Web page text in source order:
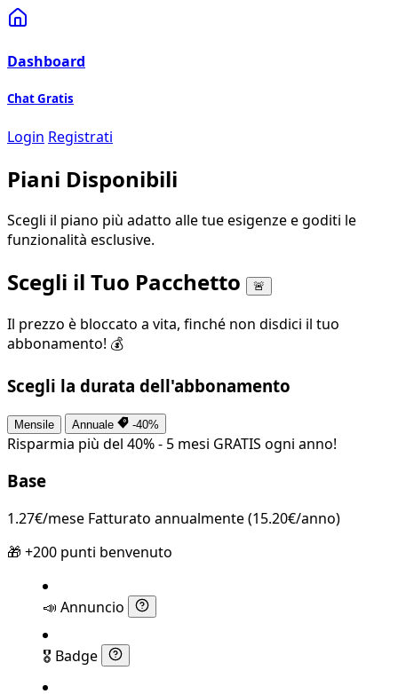
Dashboard
Chat Gratis
Login Registrati
Piani Disponibili
Scegli il piano più adatto alle tue esigenze e goditi le
funzionalità esclusive.
Scegli il Tuo Pacchetto 🚨
Il prezzo è bloccato a vita, finché non disdici il tuo
abbonamento! 💰
Scegli la durata dell'abbonamento
Mensile Annuale -40%
Risparmia più del 40% - 5 mesi GRATIS ogni anno!
Base
1.27€/mese Fatturato annualmente (15.20€/anno)
🎁 +200 punti benvenuto
📣 Annuncio
🎖️ Badge